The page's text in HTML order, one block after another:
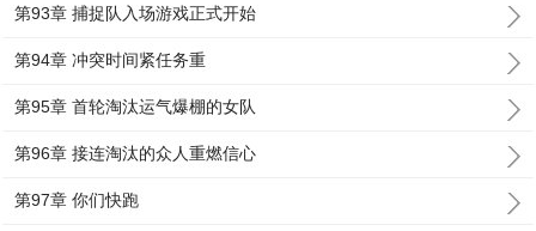
第93章 捕捉队入场游戏正式开始
第94章 冲突时间紧任务重
第95章 首轮淘汰运气爆棚的女队
第96章 接连淘汰的众人重燃信心
第97章 你们快跑